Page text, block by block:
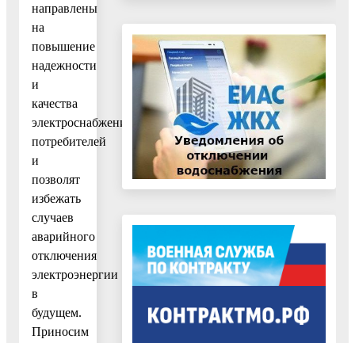
направлены
на
повышение
надежности
и
качества
электроснабжения
потребителей
и
позволят
избежать
случаев
аварийного
отключения
электроэнергии
в
будущем.
Приносим